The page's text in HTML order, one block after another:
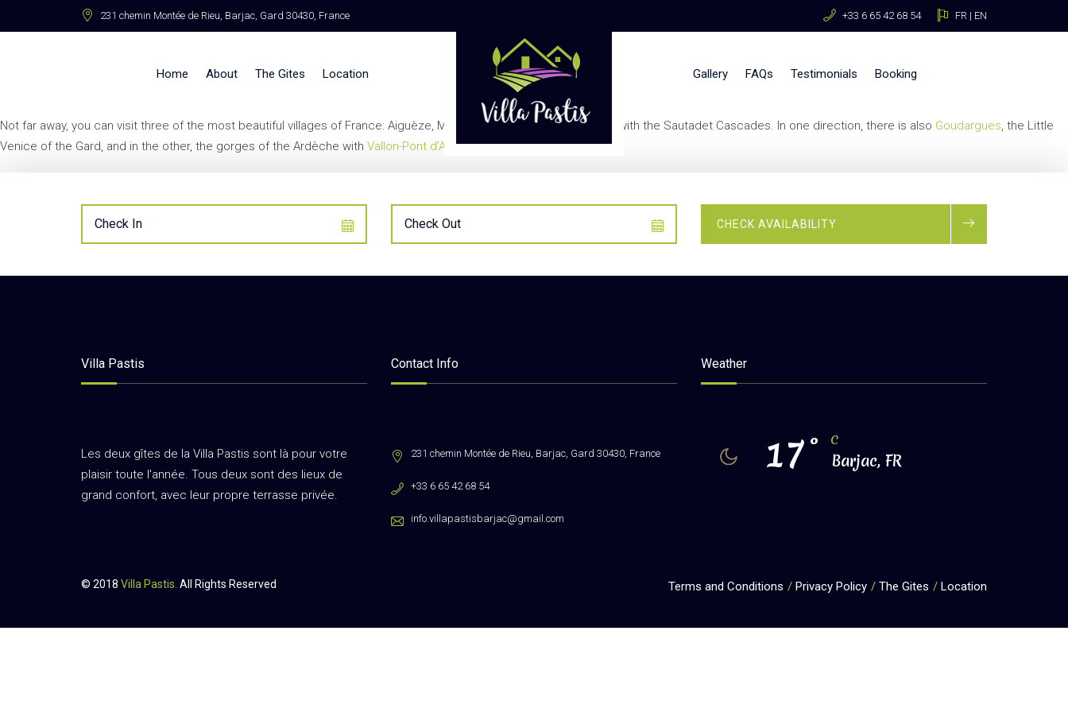
231 chemin Montée de Rieu, Barjac, Gard 30430, France +33 6 65 42 68 54 FR | EN
Home About The Gites Location Gallery FAQs Testimonials Booking
Not far away, you can visit three of the most beautiful villages of France: Aiguèze, Montclus andLa Roque sur Cèze with the Sautadet Cascades. In one direction, there is also Goudargues, the Little
Venice of the Gard, and in the other, the gorges of the Ardèche with Vallon-Pont d’Arcand its prehistoric wonders
CHECK AVAILABILITY
Villa Pastis
Les deux gîtes de la Villa Pastis sont là pour votre
plaisir toute l'année. Tous deux sont des lieux de
grand confort, avec leur propre terrasse privée.
Contact Info
231 chemin Montée de Rieu, Barjac, Gard 30430, France
+33 6 65 42 68 54
info.villapastisbarjac@gmail.com
Weather
17 ° C
Barjac, FR
© 2018 Villa Pastis. All Rights Reserved Terms and Conditions Privacy Policy The Gites Location